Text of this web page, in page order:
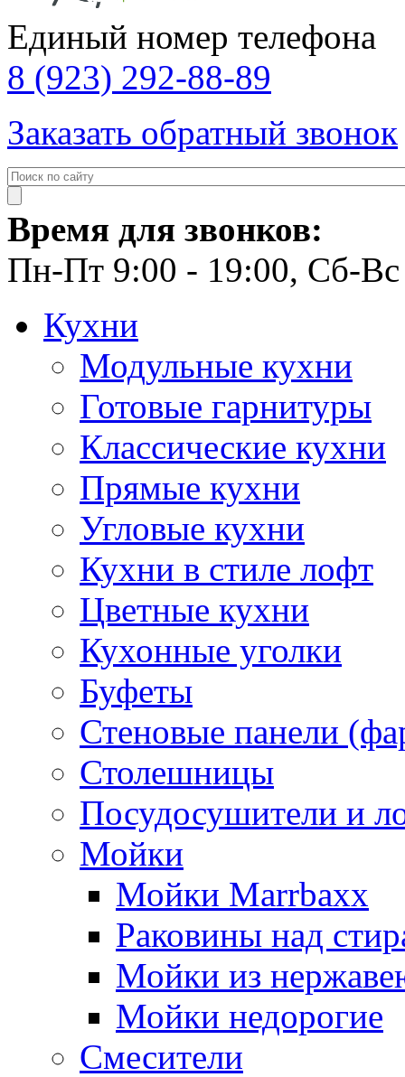
Единый номер телефона
8 (923) 292-88-89
Заказать обратный звонок
Время для звонков:
Пн-Пт 9:00 - 19:00, Сб-Вс
Кухни
Модульные кухни
Готовые гарнитуры
Классические кухни
Прямые кухни
Угловые кухни
Кухни в стиле лофт
Цветные кухни
Кухонные уголки
Буфеты
Стеновые панели
Столешницы
Посудосушители и
Мойки
Мойки Marrbaxx
Раковины над
Мойки из
Мойки недорогие
Смесители